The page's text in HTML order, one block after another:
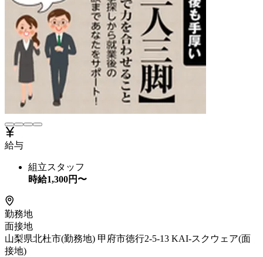
給与
組立スタッフ
時給1,300円〜
勤務地
面接地
山梨県北杜市(勤務地) 甲府市徳行2-5-13 KAI-スクウェア(面
接地)